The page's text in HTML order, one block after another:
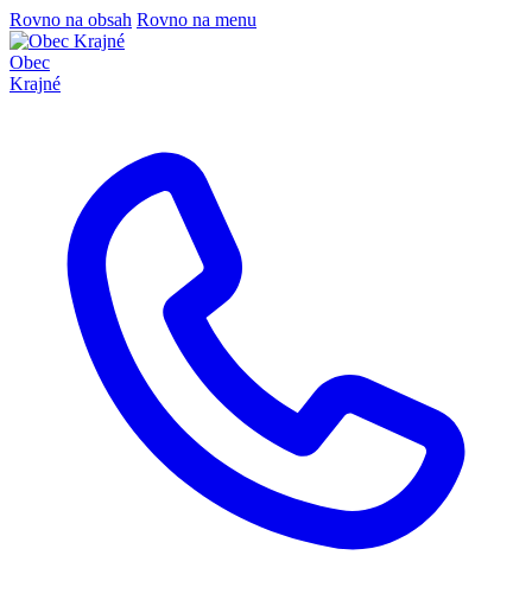
Rovno na obsah Rovno na menu
Obec
Krajné